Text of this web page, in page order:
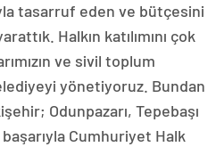
tasarruf eden ve bütçesini
Halkın katılımını çok
ve sivil toplum
yönetiyoruz. Bundan
Odunpazarı, Tepebaşı
Cumhuriyet Halk